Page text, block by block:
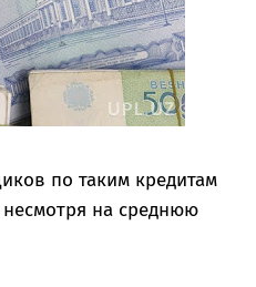
по таким кредитам
на среднюю